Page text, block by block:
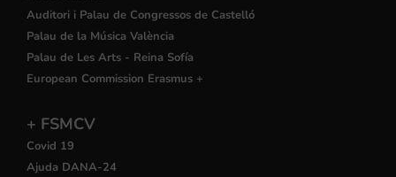
Auditori i Palau de Congressos de Castelló
Palau de la Música València
Palau de Les Arts - Reina Sofía
European Commission Erasmus +
+ FSMCV
Covid 19
Ajuda DANA-24